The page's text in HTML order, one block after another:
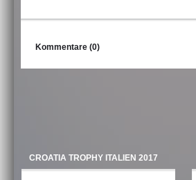
Kommentare (0)
CROATIA TROPHY ITALIEN 2017